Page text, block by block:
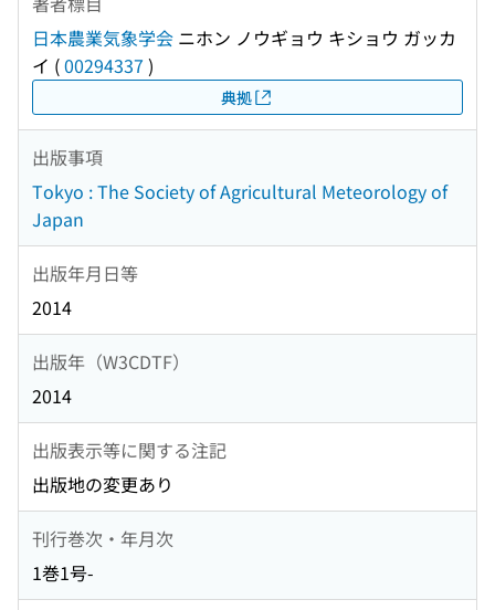
日本農業気象学会 ニホン ノウギョウ キショウ ガッカ
イ (00294337 )
典拠
出版事項
Tokyo : The Society of Agricultural Meteorology of
Japan
出版年月日等
2014
出版年（W3CDTF）
2014
出版表示等に関する注記
出版地の変更あり
刊行巻次・年月次
1巻1号-